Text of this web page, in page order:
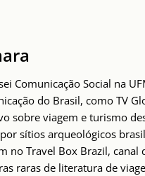
Comunicação Social na
do Brasil, como TV
sobre viagem e turismo
sítios arqueológicos
no Travel Box Brazil,
raras de literatura de